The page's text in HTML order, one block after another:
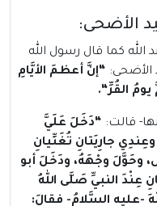
الأضحى:
الله كما قال رسول الله
“إنَّ أعظمَ الأيَّامِ
يومُ القُرِّ“.
قالت: “دَخَلَ عَلَيَّ
جارِيَتانِ تُغَنِّيانِ
وحَوَّلَ وجْهَهُ، ودَخَلَ أبو
عِنْدَ النبيِّ صَلَّى اللهُ
-عليه السَّلامُ- فقالَ: